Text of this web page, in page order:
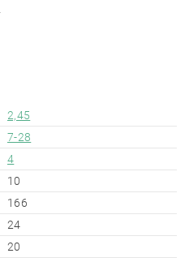
2,45
7-28
4
10
166
24
20